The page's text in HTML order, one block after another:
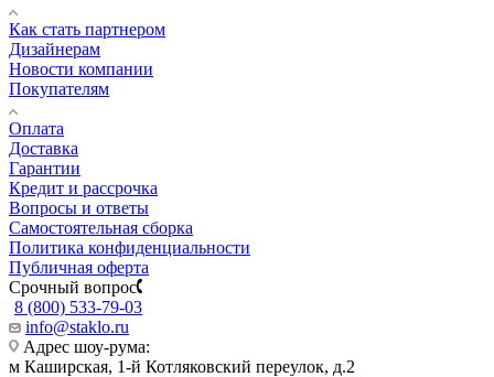
Как стать партнером
Дизайнерам
Новости компании
Покупателям
Оплата
Доставка
Гарантии
Кредит и рассрочка
Вопросы и ответы
Самостоятельная сборка
Политика конфиденциальности
Публичная оферта
Срочный вопрос
8 (800) 533-79-03
info@staklo.ru
Адрес шоу-рума:
м Каширская, 1-й Котляковский переулок, д.2